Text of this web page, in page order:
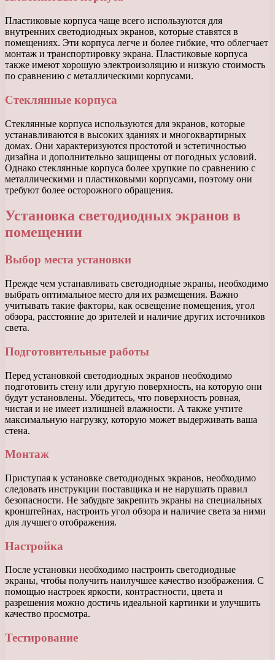
Пластиковые корпуса чаще всего используются для
внутренних светодиодных экранов, которые ставятся в
помещениях. Эти корпуса легче и более гибкие, что облегчает
монтаж и транспортировку экрана. Пластиковые корпуса
также имеют хорошую электроизоляцию и низкую стоимость
по сравнению с металлическими корпусами.
Стеклянные корпуса
Стеклянные корпуса используются для экранов, которые
устанавливаются в высоких зданиях и многоквартирных
домах. Они характеризуются простотой и эстетичностью
дизайна и дополнительно защищены от погодных условий.
Однако стеклянные корпуса более хрупкие по сравнению с
металлическими и пластиковыми корпусами, поэтому они
требуют более осторожного обращения.
Установка светодиодных экранов в
помещении
Выбор места установки
Прежде чем устанавливать светодиодные экраны, необходимо
выбрать оптимальное место для их размещения. Важно
учитывать такие факторы, как освещение помещения, угол
обзора, расстояние до зрителей и наличие других источников
света.
Подготовительные работы
Перед установкой светодиодных экранов необходимо
подготовить стену или другую поверхность, на которую они
будут установлены. Убедитесь, что поверхность ровная,
чистая и не имеет излишней влажности. А также учтите
максимальную нагрузку, которую может выдерживать ваша
стена.
Монтаж
Приступая к установке светодиодных экранов, необходимо
следовать инструкции поставщика и не нарушать правил
безопасности. Не забудьте закрепить экраны на специальных
кронштейнах, настроить угол обзора и наличие света за ними
для лучшего отображения.
Настройка
После установки необходимо настроить светодиодные
экраны, чтобы получить наилучшее качество изображения. С
помощью настроек яркости, контрастности, цвета и
разрешения можно достичь идеальной картинки и улучшить
качество просмотра.
Тестирование